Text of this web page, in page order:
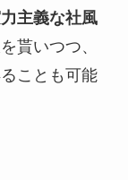
主義な社風
貰いつつ、
ことも可能